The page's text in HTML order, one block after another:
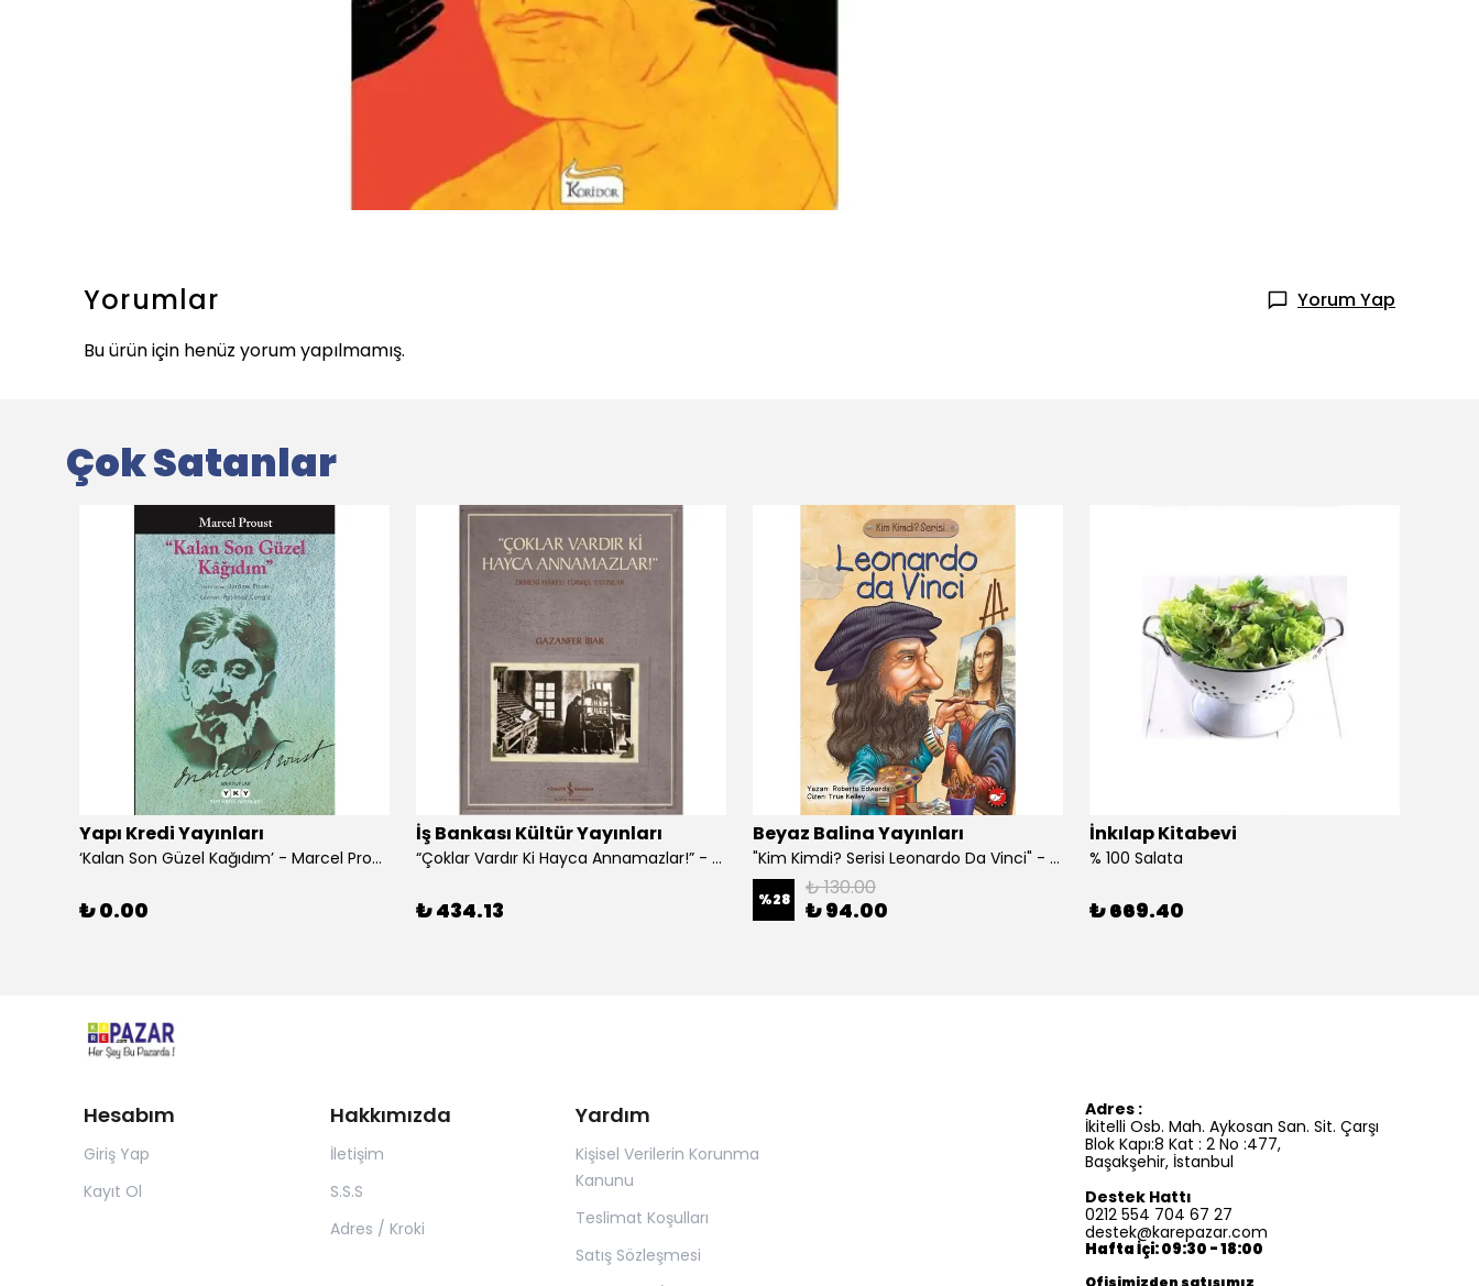
Yorumlar
Yorum Yap
Bu ürün için henüz yorum yapılmamış.
Çok Satanlar
Yapı Kredi Yayınları
‘Kalan Son Güzel Kağıdım’ - Marcel Proust
₺ 0.00
İş Bankası Kültür Yayınları
“Çoklar Vardır Ki Hayca Annamazlar!” - Gazanfer İbar
₺ 434.13
Beyaz Balina Yayınları
"Kim Kimdi? Serisi Leonardo Da Vinci" - Roberta Edwards
%28 ₺ 130.00
₺ 94.00
İnkılap Kitabevi
% 100 Salata
₺ 669.40
Hesabım
Giriş Yap
Kayıt Ol
Hakkımızda
İletişim
S.S.S
Adres / Kroki
Yardım
Kişisel Verilerin Korunma
Kanunu
Teslimat Koşulları
Satış Sözleşmesi
Adres :
İkitelli Osb. Mah. Aykosan San. Sit. Çarşı
Blok Kapı:8 Kat : 2 No :477,
Başakşehir, İstanbul
Destek Hattı
0212 554 704 67 27
destek@karepazar.com
Hafta İçi: 09:30 - 18:00
Ofisimizden satışımız